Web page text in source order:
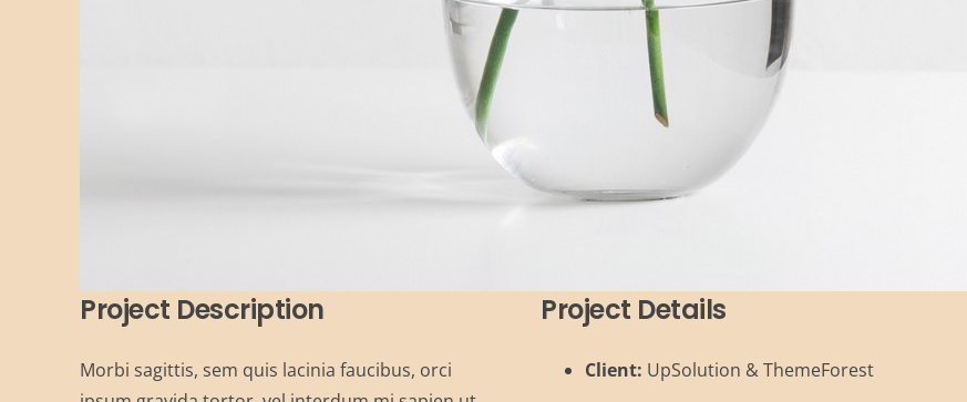
Project Description
Morbi sagittis, sem quis lacinia faucibus, orci
Project Details
Client: UpSolution & ThemeForest